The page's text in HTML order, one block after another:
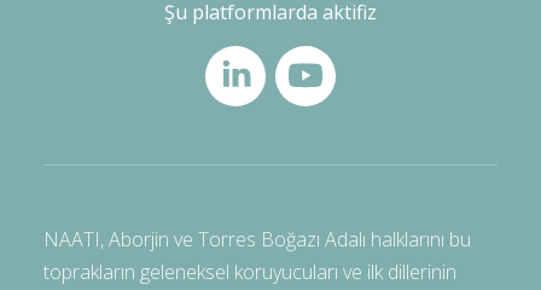
Şu platformlarda aktifiz
NAATI, Aborjin ve Torres Boğazı Adalı halklarını bu
toprakların geleneksel koruyucuları ve ilk dillerinin